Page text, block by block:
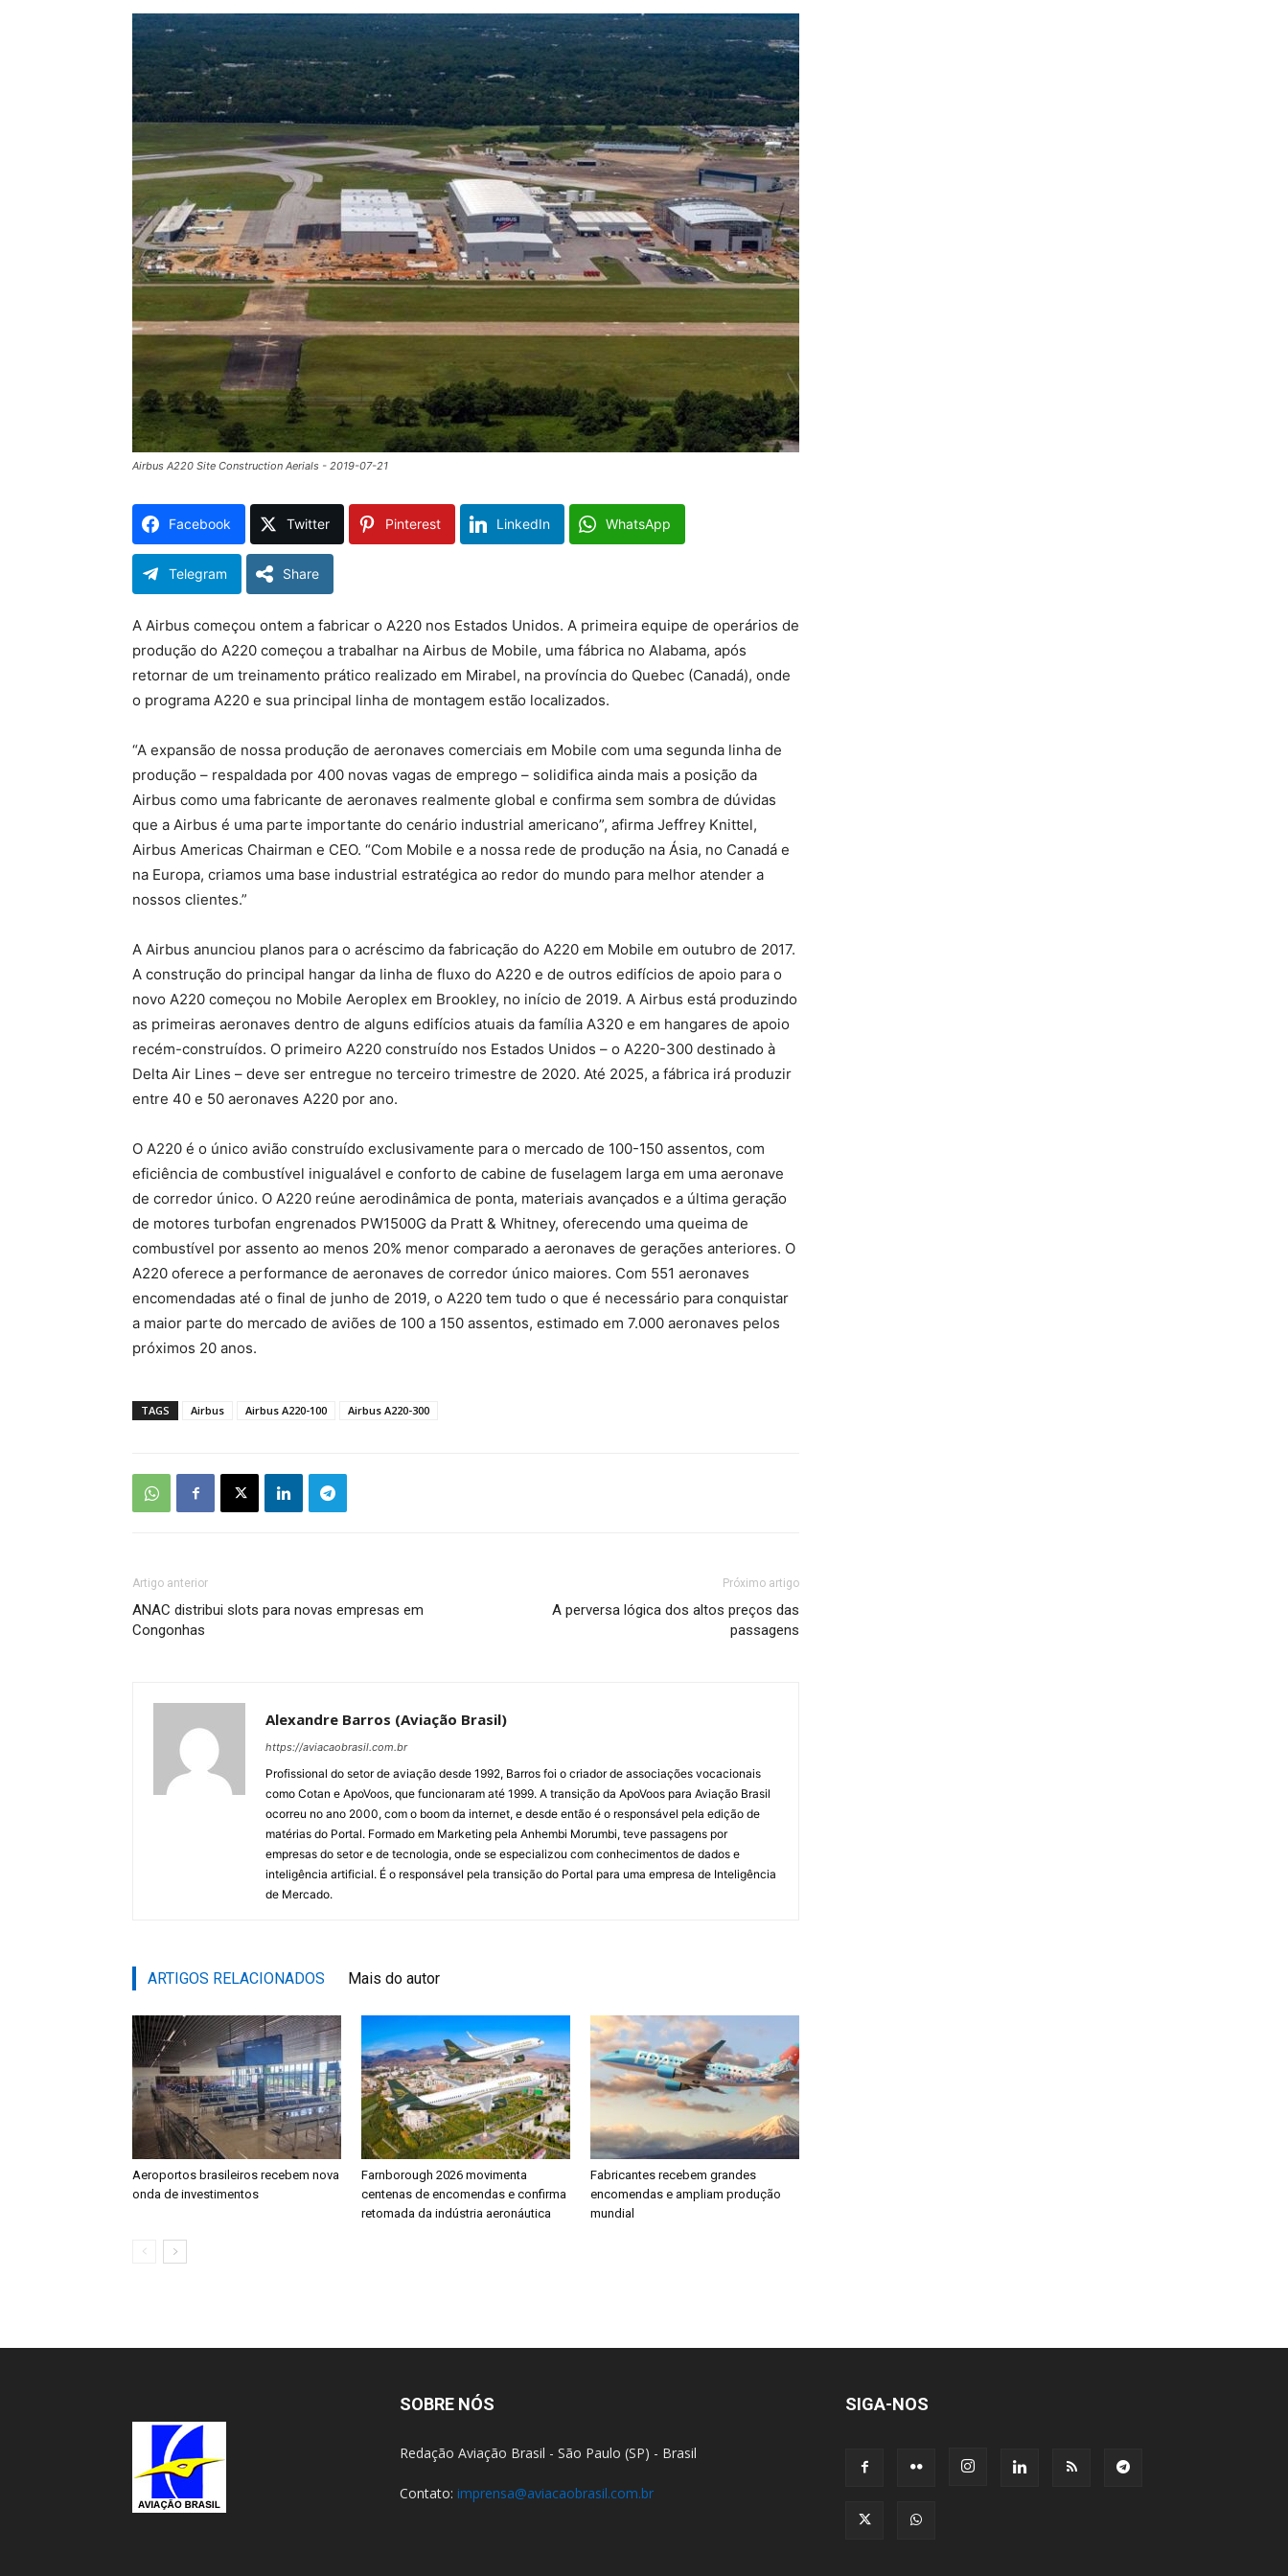
Airbus A220 Site Construction Aerials - 2019-07-21
Facebook Twitter Pinterest LinkedIn WhatsApp
Telegram Share
A Airbus começou ontem a fabricar o A220 nos Estados Unidos. A primeira equipe de operários de
produção do A220 começou a trabalhar na Airbus de Mobile, uma fábrica no Alabama, após
retornar de um treinamento prático realizado em Mirabel, na província do Quebec (Canadá), onde
o programa A220 e sua principal linha de montagem estão localizados.
“A expansão de nossa produção de aeronaves comerciais em Mobile com uma segunda linha de
produção – respaldada por 400 novas vagas de emprego – solidifica ainda mais a posição da
Airbus como uma fabricante de aeronaves realmente global e confirma sem sombra de dúvidas
que a Airbus é uma parte importante do cenário industrial americano”, afirma Jeffrey Knittel,
Airbus Americas Chairman e CEO. “Com Mobile e a nossa rede de produção na Ásia, no Canadá e
na Europa, criamos uma base industrial estratégica ao redor do mundo para melhor atender a
nossos clientes.”
A Airbus anunciou planos para o acréscimo da fabricação do A220 em Mobile em outubro de 2017.
A construção do principal hangar da linha de fluxo do A220 e de outros edifícios de apoio para o
novo A220 começou no Mobile Aeroplex em Brookley, no início de 2019. A Airbus está produzindo
as primeiras aeronaves dentro de alguns edifícios atuais da família A320 e em hangares de apoio
recém-construídos. O primeiro A220 construído nos Estados Unidos – o A220-300 destinado à
Delta Air Lines – deve ser entregue no terceiro trimestre de 2020. Até 2025, a fábrica irá produzir
entre 40 e 50 aeronaves A220 por ano.
O A220 é o único avião construído exclusivamente para o mercado de 100-150 assentos, com
eficiência de combustível inigualável e conforto de cabine de fuselagem larga em uma aeronave
de corredor único. O A220 reúne aerodinâmica de ponta, materiais avançados e a última geração
de motores turbofan engrenados PW1500G da Pratt & Whitney, oferecendo uma queima de
combustível por assento ao menos 20% menor comparado a aeronaves de gerações anteriores. O
A220 oferece a performance de aeronaves de corredor único maiores. Com 551 aeronaves
encomendadas até o final de junho de 2019, o A220 tem tudo o que é necessário para conquistar
a maior parte do mercado de aviões de 100 a 150 assentos, estimado em 7.000 aeronaves pelos
próximos 20 anos.
TAGS Airbus Airbus A220-100 Airbus A220-300
Artigo anterior
ANAC distribui slots para novas empresas em
Congonhas
Próximo artigo
A perversa lógica dos altos preços das
passagens
Alexandre Barros (Aviação Brasil)
https://aviacaobrasil.com.br
Profissional do setor de aviação desde 1992, Barros foi o criador de associações vocacionais
como Cotan e ApoVoos, que funcionaram até 1999. A transição da ApoVoos para Aviação Brasil
ocorreu no ano 2000, com o boom da internet, e desde então é o responsável pela edição de
matérias do Portal. Formado em Marketing pela Anhembi Morumbi, teve passagens por
empresas do setor e de tecnologia, onde se especializou com conhecimentos de dados e
inteligência artificial. É o responsável pela transição do Portal para uma empresa de Inteligência
de Mercado.
ARTIGOS RELACIONADOS Mais do autor
Aeroportos brasileiros recebem nova
onda de investimentos
Farnborough 2026 movimenta
centenas de encomendas e confirma
retomada da indústria aeronáutica
Fabricantes recebem grandes
encomendas e ampliam produção
mundial
SOBRE NÓS
Redação Aviação Brasil - São Paulo (SP) - Brasil
Contato: imprensa@aviacaobrasil.com.br
SIGA-NOS